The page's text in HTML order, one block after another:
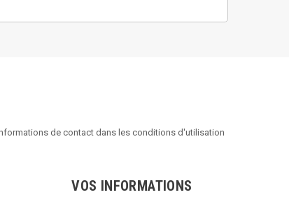
de contact dans les conditions d'utilisation
VOS INFORMATIONS